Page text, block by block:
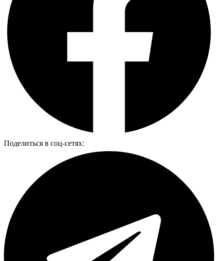
Поделиться в соц-сетях: